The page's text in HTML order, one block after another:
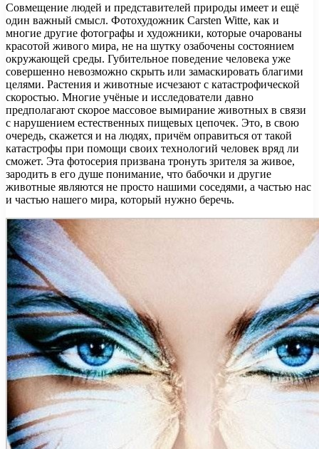
Совмещение людей и представителей природы имеет и ещё
один важный смысл. Фотохудожник Carsten Witte, как и
многие другие фотографы и художники, которые очарованы
красотой живого мира, не на шутку озабочены состоянием
окружающей среды. Губительное поведение человека уже
совершенно невозможно скрыть или замаскировать благими
целями. Растения и животные исчезают с катастрофической
скоростью. Многие учёные и исследователи давно
предполагают скорое массовое вымирание животных в связи
с нарушением естественных пищевых цепочек. Это, в свою
очередь, скажется и на людях, причём оправиться от такой
катастрофы при помощи своих технологий человек вряд ли
сможет. Эта фотосерия призвана тронуть зрителя за живое,
зародить в его душе понимание, что бабочки и другие
животные являются не просто нашими соседями, а частью нас
и частью нашего мира, который нужно беречь.